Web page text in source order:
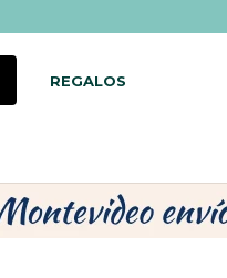
REGALOS